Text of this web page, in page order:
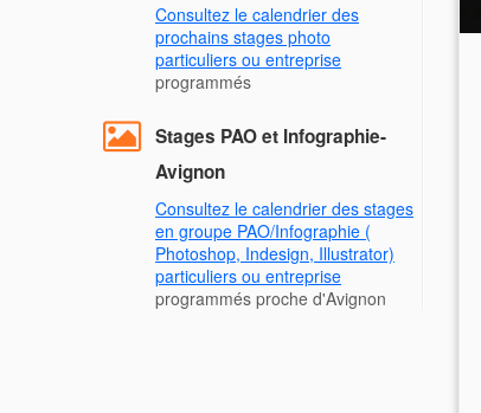
Consultez le calendrier des
prochains stages photo
particuliers ou entreprise
programmés
Stages PAO et Infographie-
Avignon
Consultez le calendrier des stages
en groupe PAO/Infographie (
Photoshop, Indesign, Illustrator)
particuliers ou entreprise
programmés proche d'Avignon